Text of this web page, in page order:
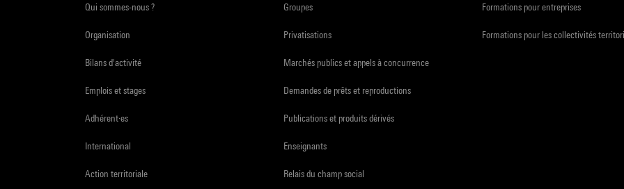
Qui sommes-nous ?
Organisation
Bilans d'activité
Emplois et stages
Adhérent·es
International
Action territoriale
Groupes
Privatisations
Marchés publics et appels à concurrence
Demandes de prêts et reproductions
Publications et produits dérivés
Enseignants
Relais du champ social
Formations pour entreprises
Formations pour les collectivités